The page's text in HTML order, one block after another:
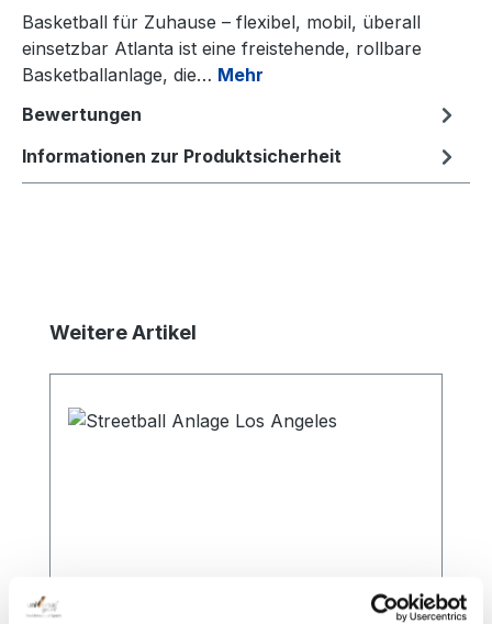
Basketball für Zuhause – flexibel, mobil, überall
einsetzbar Atlanta ist eine freistehende, rollbare
Basketballanlage, die… Mehr
Bewertungen
Informationen zur Produktsicherheit
Produktgalerie überspringen
Weitere Artikel